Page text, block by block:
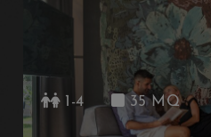
1-3 28 MQ